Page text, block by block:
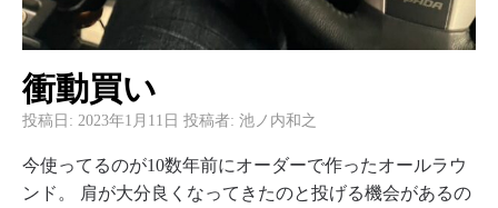
衝動買い
投稿日: 2023年1月11日 投稿者: 池ノ内和之
今使ってるのが10数年前にオーダーで作ったオールラウ
ンド。 肩が大分良くなってきたのと投げる機会があるの